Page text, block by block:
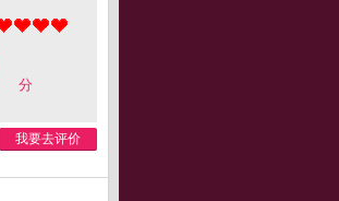
分
我要去评价